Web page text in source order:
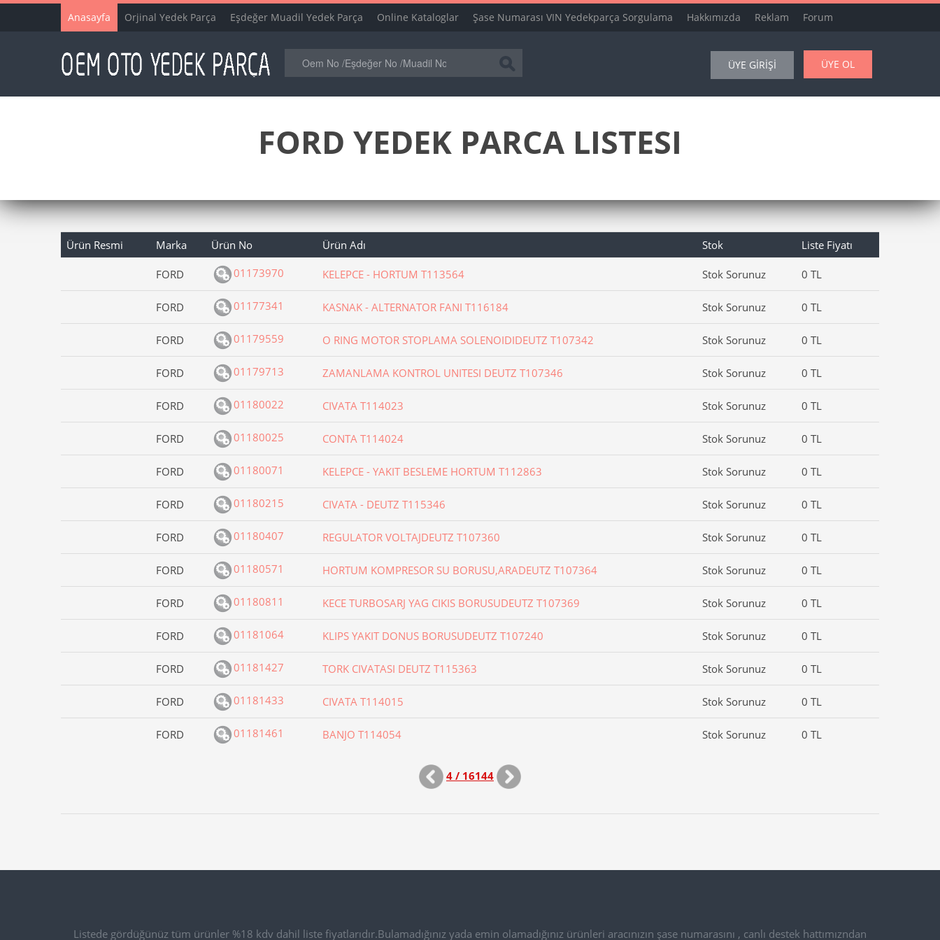
Anasayfa Orjinal Yedek Parça Eşdeğer Muadil Yedek Parça Online Kataloglar Şase Numarası VIN Yedekparça Sorgulama Hakkımızda Reklam Forum
ÜYE GİRİŞİ ÜYE OL
FORD YEDEK PARCA LISTESI
Ürün Resmi Marka Ürün No Ürün Adı Stok Liste Fiyatı
FORD 01173970 KELEPCE - HORTUM T113564 Stok Sorunuz 0 TL
FORD 01177341 KASNAK - ALTERNATOR FANI T116184 Stok Sorunuz 0 TL
FORD 01179559 O RING MOTOR STOPLAMA SOLENOIDIDEUTZ T107342 Stok Sorunuz 0 TL
FORD 01179713 ZAMANLAMA KONTROL UNITESI DEUTZ T107346 Stok Sorunuz 0 TL
FORD 01180022 CIVATA T114023 Stok Sorunuz 0 TL
FORD 01180025 CONTA T114024 Stok Sorunuz 0 TL
FORD 01180071 KELEPCE - YAKIT BESLEME HORTUM T112863 Stok Sorunuz 0 TL
FORD 01180215 CIVATA - DEUTZ T115346 Stok Sorunuz 0 TL
FORD 01180407 REGULATOR VOLTAJDEUTZ T107360 Stok Sorunuz 0 TL
FORD 01180571 HORTUM KOMPRESOR SU BORUSU,ARADEUTZ T107364 Stok Sorunuz 0 TL
FORD 01180811 KECE TURBOSARJ YAG CIKIS BORUSUDEUTZ T107369 Stok Sorunuz 0 TL
FORD 01181064 KLIPS YAKIT DONUS BORUSUDEUTZ T107240 Stok Sorunuz 0 TL
FORD 01181427 TORK CIVATASI DEUTZ T115363 Stok Sorunuz 0 TL
FORD 01181433 CIVATA T114015 Stok Sorunuz 0 TL
FORD 01181461 BANJO T114054 Stok Sorunuz 0 TL
4 / 16144
Listede gördüğünüz tüm ürünler %18 kdv dahil liste fiyatlarıdır.Bulamadığınız yada emin olamadığınız ürünleri aracınızın şase numarasını , canlı destek hattımızndan